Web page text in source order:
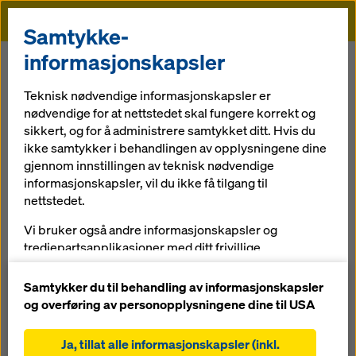
Doka
Doka Referanser Hovenbrua
Hovenbrua
Norge
Leksvik og Vanvikan også bygd ut. Den smale og svingete
Samtykke-
informasjonskapsler
Teknisk nødvendige informasjonskapsler er
nødvendige for at nettstedet skal fungere korrekt og
sikkert, og for å administrere samtykket ditt. Hvis du
ikke samtykker i behandlingen av opplysningene dine
gjennom innstillingen av teknisk nødvendige
informasjonskapsler, vil du ikke få tilgang til
nettstedet.
Vi bruker også andre informasjonskapsler og
tredjepartsapplikasjoner med ditt frivillige
nettstedet vårt fungerer optimalt, spesielt
løpende forbedring av funksjonaliteten på
nettstedet vårt (funksjonelle og statistiske
informasjonskapsler),
Samtykker du til behandling av informasjonskapsler
og overføring av personopplysningene dine til USA
Ja, tillat alle informasjonskapsler (inkl.